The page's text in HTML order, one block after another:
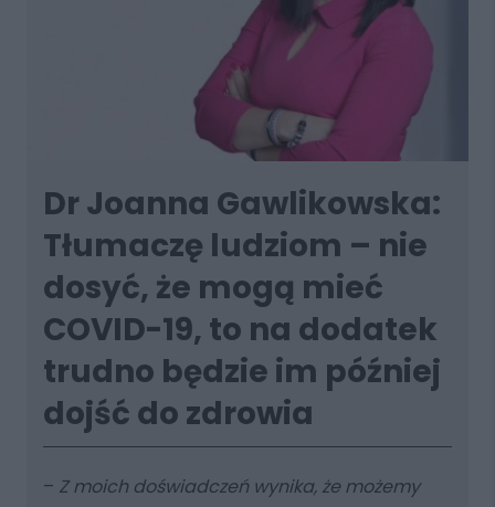
Dr Joanna Gawlikowska:
Tłumaczę ludziom – nie
dosyć, że mogą mieć
COVID-19, to na dodatek
trudno będzie im później
dojść do zdrowia
– Z moich doświadczeń wynika, że możemy